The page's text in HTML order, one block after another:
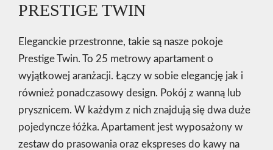
PRESTIGE TWIN
Eleganckie przestronne, takie są nasze pokoje
Prestige Twin. To 25 metrowy apartament o
wyjątkowej aranżacji. Łączy w sobie elegancję jak i
również ponadczasowy design. Pokój z wanną lub
prysznicem. W każdym z nich znajdują się dwa duże
pojedyncze łóżka. Apartament jest wyposażony w
zestaw do prasowania oraz ekspreses do kawy na